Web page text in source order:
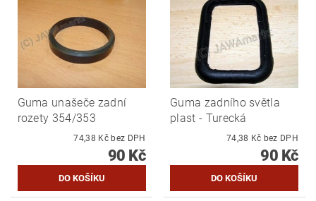
Guma unašeče zadní
rozety 354/353
74,38 Kč bez DPH
90 Kč
Guma zadního světla
plast - Turecká
74,38 Kč bez DPH
90 Kč